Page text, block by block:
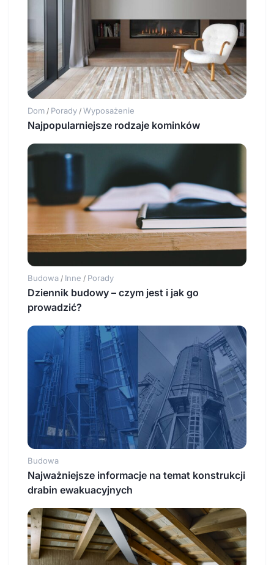
Dom / Porady / Wyposażenie
Najpopularniejsze rodzaje kominków
Budowa / Inne / Porady
Dziennik budowy – czym jest i jak go
prowadzić?
Budowa
Najważniejsze informacje na temat konstrukcji
drabin ewakuacyjnych